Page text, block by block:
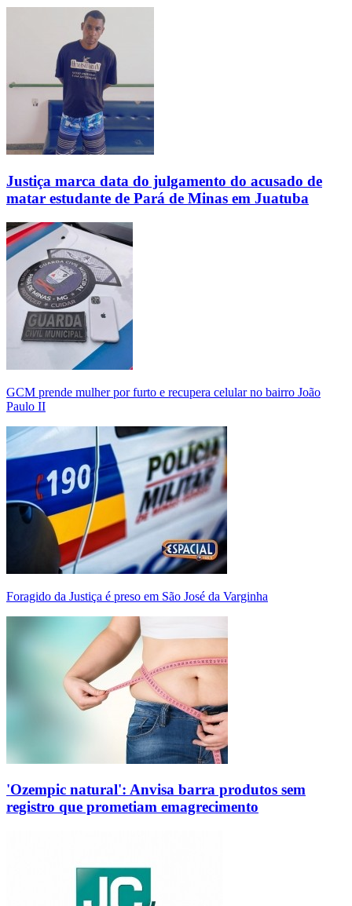
Justiça marca data do julgamento do acusado de
matar estudante de Pará de Minas em Juatuba
GCM prende mulher por furto e recupera celular no bairro João
Paulo II
Foragido da Justiça é preso em São José da Varginha
'Ozempic natural': Anvisa barra produtos sem
registro que prometiam emagrecimento